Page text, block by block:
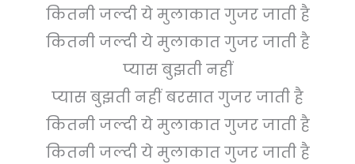
कितनी जल्दी ये मुलाकात गुजर जाती है
कितनी जल्दी ये मुलाकात गुजर जाती है
प्यास बुझती नहीं
प्यास बुझती नहीं बरसात गुजर जाती है
कितनी जल्दी ये मुलाकात गुजर जाती है
कितनी जल्दी ये मुलाकात गुजर जाती है